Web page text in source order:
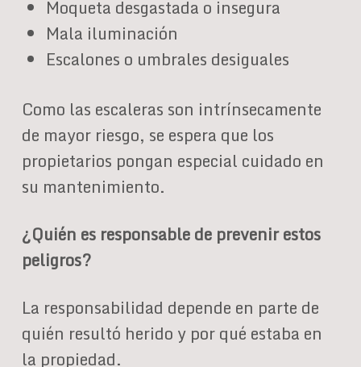
Moqueta desgastada o insegura
Mala iluminación
Escalones o umbrales desiguales
Como las escaleras son intrínsecamente
de mayor riesgo, se espera que los
propietarios pongan especial cuidado en
su mantenimiento.
¿Quién es responsable de prevenir estos
peligros?
La responsabilidad depende en parte de
quién resultó herido y por qué estaba en
la propiedad.